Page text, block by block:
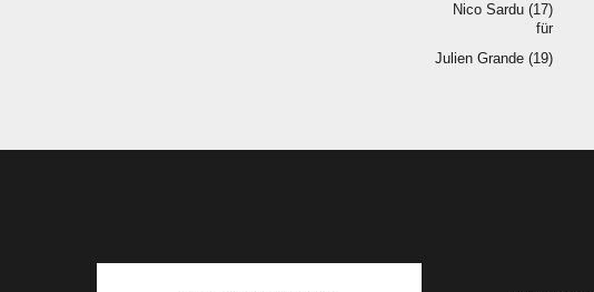
  
für
  